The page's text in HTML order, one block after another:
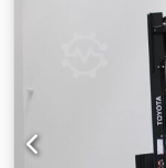
minimumspris –
DETALJER
løftehøyde: 1614
DETALJER
klasse: 2
8786 t UTSTYR
referanse: